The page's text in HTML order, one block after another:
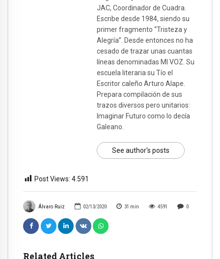
Álvaro Ruiz 02/13/2020 31 min 4591 0
Related Articles
JAC, Coordinador de Cuadra.
Escribe desde 1984, siendo su
primer fragmento “Tristeza y
Alegría”. Desde entonces no ha
cesado de trazar unas cuantas
líneas denominadas MI VOZ. Su
escuela literaria su Tío el
Escritor caleño Arturo Alape.
Prepara compilación de sus
trazos diversos pero unitarios:
Imaginar Futuro como lo decía
Galeano.
See author's posts
Post Views: 4.591